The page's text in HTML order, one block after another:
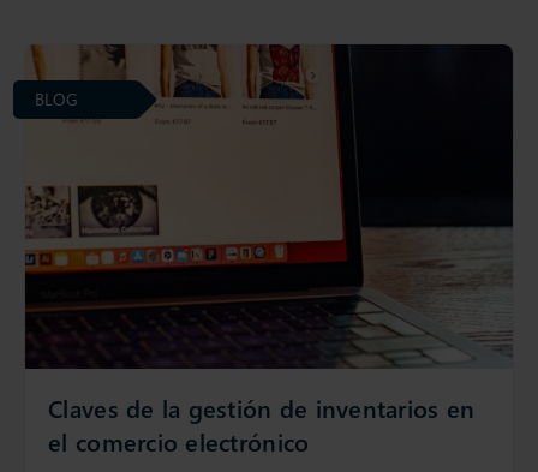
Claves de la gestión de inventarios en
el comercio electrónico
BLOG